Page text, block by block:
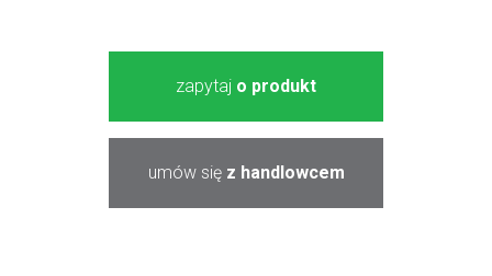
zapytaj o produkt
umów się z handlowcem